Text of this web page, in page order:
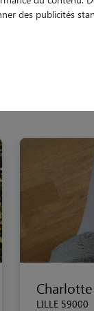
Charlotte
LILLE 59000
des publicités